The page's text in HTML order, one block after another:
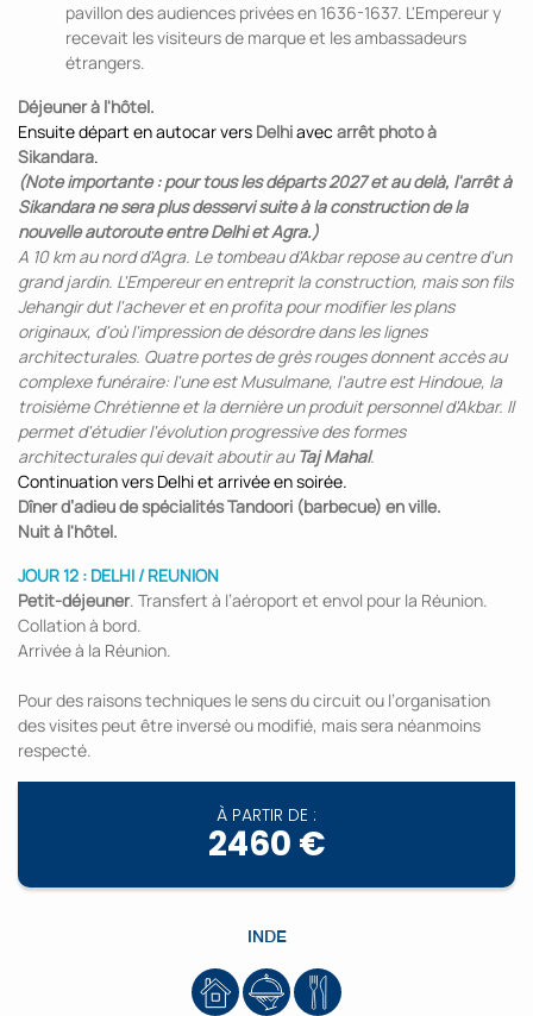
pavillon des audiences privées en 1636-1637. L'Empereur y
recevait les visiteurs de marque et les ambassadeurs
étrangers.
Déjeuner à l'hôtel.
Ensuite départ en autocar vers Delhiavec arrêt photo à
Sikandara.
(Note importante : pour tous les départs 2027 et au delà, l'arrêt à
Sikandara ne sera plus desservi suite à la construction de la
nouvelle autoroute entre Delhi et Agra.)
A 10 km au nord d'Agra. Le tombeau d'Akbar repose au centre d'un
grand jardin. L'Empereur en entreprit la construction, mais son fils
Jehangir dut l'achever et en profita pour modifier les plans
originaux, d'où l'impression de désordre dans les lignes
architecturales. Quatre portes de grès rouges donnent accès au
complexe funéraire: l'une est Musulmane, l'autre est Hindoue, la
troisième Chrétienne et la dernière un produit personnel d'Akbar. Il
permet d'étudier l'évolution progressive des formes
architecturales qui devait aboutir au Taj Mahal.
Continuation vers Delhi et arrivée en soirée.
Dîner d’adieu de spécialités Tandoori (barbecue) en ville.
Nuit à l'hôtel.
JOUR 12 : DELHI / REUNION
Petit-déjeuner. Transfert à l’aéroport et envol pour la Réunion.
Collation à bord.
Arrivée à la Réunion.
Pour des raisons techniques le sens du circuit ou l’organisation
des visites peut être inversé ou modifié, mais sera néanmoins
respecté.
À PARTIR DE :
2460 €
INDE